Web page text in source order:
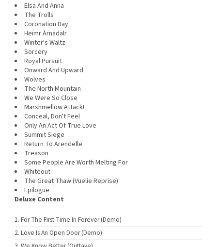
Elsa And Anna
The Trolls
Coronation Day
Heimr Àrnadalr
Winter's Waltz
Sorcery
Royal Pursuit
Onward And Upward
Wolves
The North Mountain
We Were So Close
Marshmellow Attack!
Conceal, Don't Feel
Only An Act Of True Love
Summit Siege
Return To Arendelle
Treason
Some People Are Worth Melting For
Whiteout
The Great Thaw (Vuelie Reprise)
Epilogue
Deluxe Content
For The First Time In Forever (Demo)
Love Is An Open Door (Demo)